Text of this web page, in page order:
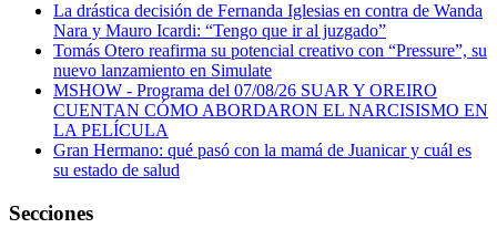
La drástica decisión de Fernanda Iglesias en contra de Wanda
Nara y Mauro Icardi: “Tengo que ir al juzgado”
Tomás Otero reafirma su potencial creativo con “Pressure”, su
nuevo lanzamiento en Simulate
MSHOW - Programa del 07/08/26 SUAR Y OREIRO
CUENTAN CÓMO ABORDARON EL NARCISISMO EN
LA PELÍCULA
Gran Hermano: qué pasó con la mamá de Juanicar y cuál es
su estado de salud
Secciones